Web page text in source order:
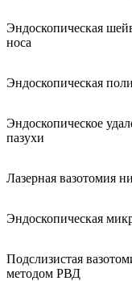
Эндоскопическая
носа
Эндоскопическая
Эндоскопическое
пазухи
Лазерная вазотомия
Эндоскопическая
Подслизистая
методом РВД